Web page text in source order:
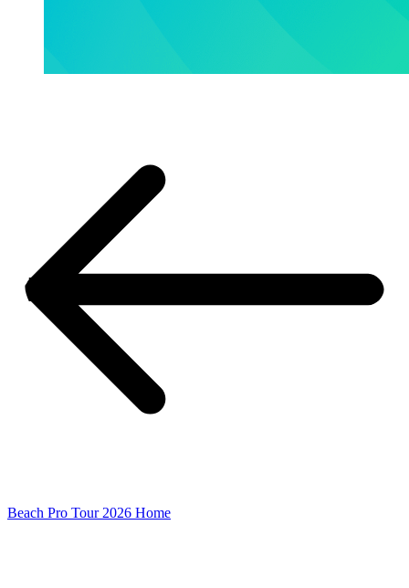
Beach Pro Tour 2026 Home